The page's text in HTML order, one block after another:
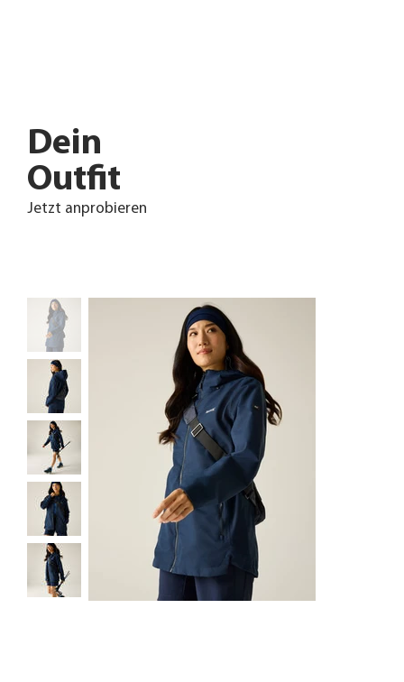
Dein
Outfit
Jetzt anprobieren